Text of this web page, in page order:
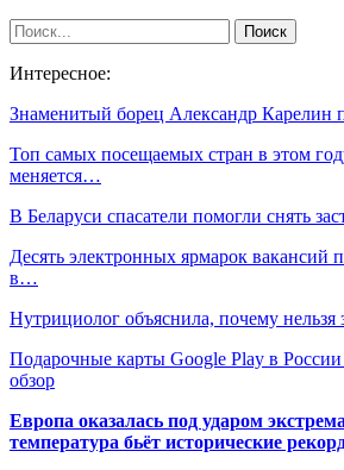
Интересное:
Знаменитый борец Александр Карелин
Топ самых посещаемых стран в этом
меняется…
В Беларуси спасатели помогли снять
Десять электронных ярмарок вакансий
в…
Нутрициолог объяснила, почему
Подарочные карты Google Play в
обзор
Европа оказалась под ударом
температура бьёт исторические